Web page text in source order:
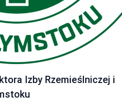
Izby Rzemieślniczej i